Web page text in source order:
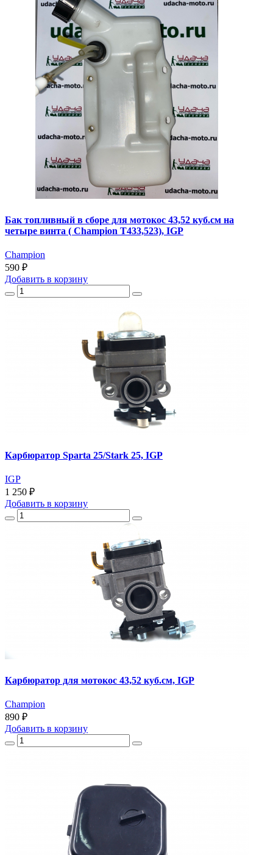
Бак топливный в сборе для мотокос 43,52 куб.см на
четыре винта ( Champion T433,523), IGP
Champion
590 ₽
Добавить в корзину
Карбюратор Sparta 25/Stark 25, IGP
IGP
1 250 ₽
Добавить в корзину
Карбюратор для мотокос 43,52 куб.см, IGP
Champion
890 ₽
Добавить в корзину